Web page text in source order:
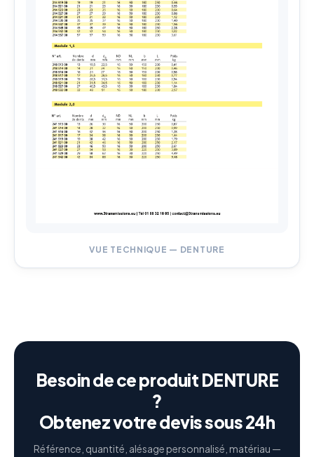
VUE TECHNIQUE — DENTURE
Besoin de ce produit DENTURE
?
Obtenez votre devis sous 24h
Référence, quantité, alésage personnalisé, matériau —